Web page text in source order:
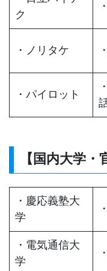
ク
・ノリタケ
・パイロット
【国内大学・
・慶応義塾大
学
・電気通信大
学